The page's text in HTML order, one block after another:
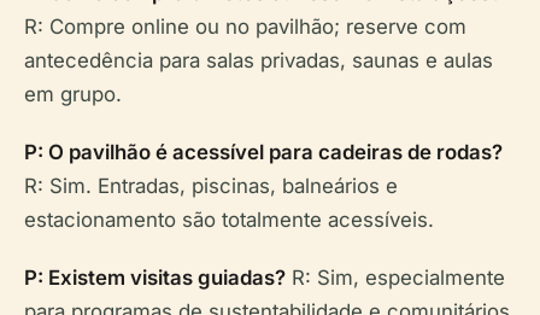
R: Compre online ou no pavilhão; reserve com
antecedência para salas privadas, saunas e aulas
em grupo.
P: O pavilhão é acessível para cadeiras de rodas?
R: Sim. Entradas, piscinas, balneários e
estacionamento são totalmente acessíveis.
P: Existem visitas guiadas? R: Sim, especialmente